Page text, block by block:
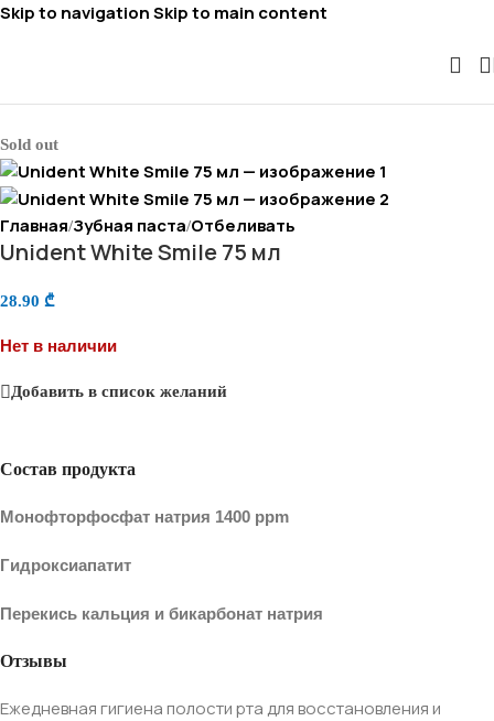
Skip to navigationSkip to main content
Sold out
Главная/Зубная паста/Отбеливать
Unident White Smile 75 мл
28.90 ₾
Нет в наличии
Добавить в список желаний
Состав продукта
Монофторфосфат натрия 1400 ppm
Гидроксиапатит
Перекись кальция и бикарбонат натрия
Отзывы
Ежедневная гигиена полости рта для восстановления и